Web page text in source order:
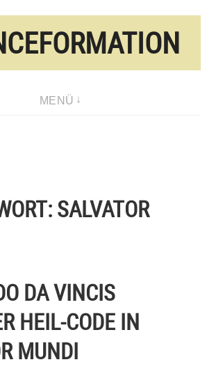
MENÜ
SALVATOR
DA VINCIS
HEIL-CODE IN
MUNDI